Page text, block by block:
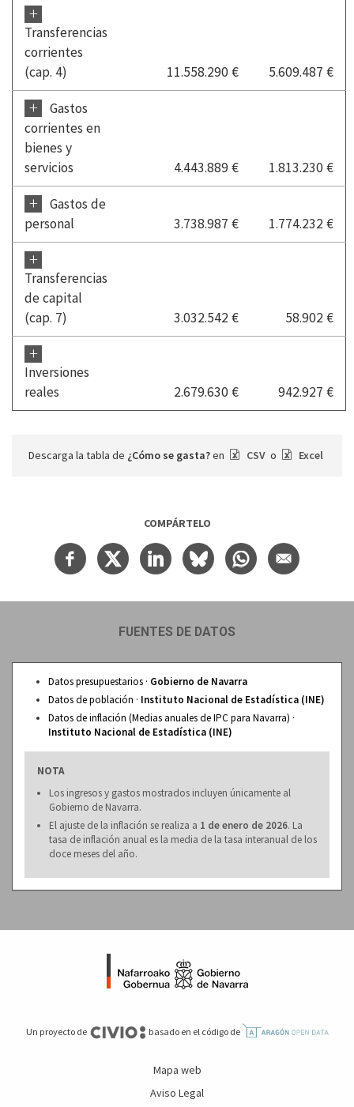
+
Transferencias
corrientes
(cap. 4)
11.558.290 € 5.609.487 €
+
Gastos
corrientes en
bienes y
servicios
4.443.889 € 1.813.230 €
+
Gastos de
personal
3.738.987 € 1.774.232 €
+
Transferencias
de capital
(cap. 7)
3.032.542 € 58.902 €
+
Inversiones
reales
2.679.630 € 942.927 €
Descarga la tabla de ¿Cómo se gasta?en CSV o Excel
COMPÁRTELO
FUENTES DE DATOS
Datos presupuestarios · Gobierno de Navarra
Datos de población · Instituto Nacional de Estadística (INE)
Datos de inflación (Medias anuales de IPC para Navarra) ·
Instituto Nacional de Estadística (INE)
NOTA
Los ingresos y gastos mostrados incluyen únicamente al
Gobierno de Navarra.
El ajuste de la inflación se realiza a 1 de enero de 2026. La
tasa de inflación anual es la media de la tasa interanual de los
doce meses del año.
Un proyecto de basado en el código de
Mapa web
Aviso Legal